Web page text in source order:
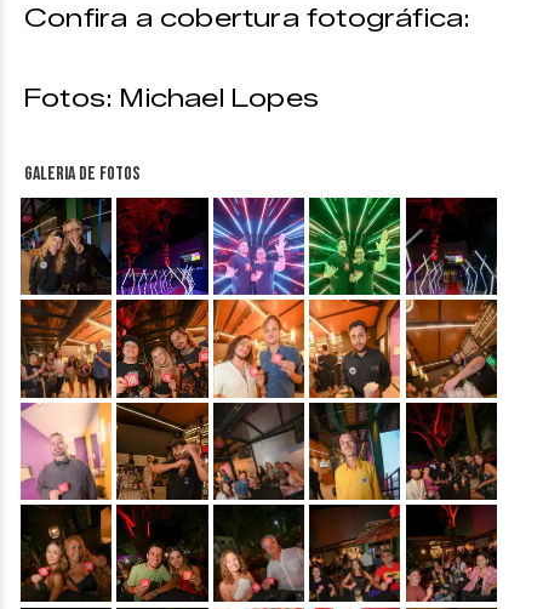
Confira a cobertura fotográfica:
Fotos: Michael Lopes
Galeria de fotos
&nbsp; &nbsp; &nbsp; &nbsp; &nbsp;
&nbsp; &nbsp; &nbsp; &nbsp; &nbsp;
&nbsp; &nbsp; &nbsp; &nbsp; &nbsp;
&nbsp; &nbsp; &nbsp; &nbsp; &nbsp;